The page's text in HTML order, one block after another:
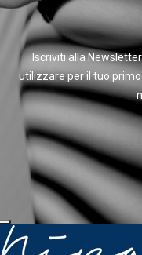
Iscriviti alla
utilizzare per il tuo